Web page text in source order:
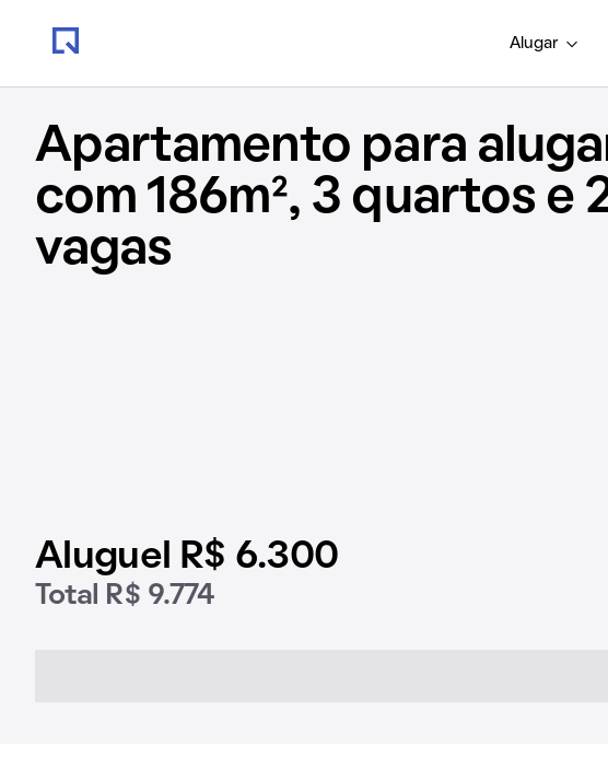
Alugar
Apartamento para
com 186m², 3 quartos e
vagas
Aluguel R$ 6.300
Total R$ 9.774